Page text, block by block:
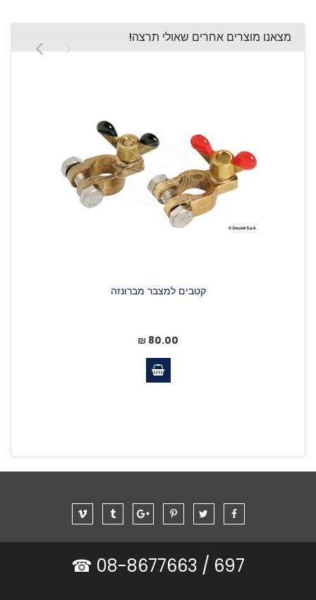
מצאנו מוצרים אחרים שאולי תרצה!
קטבים למצבר מברונזה
80.00 ₪
697 /